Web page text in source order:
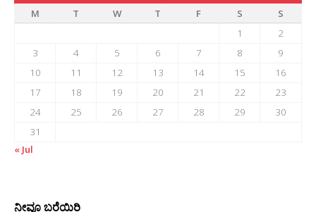
M
T W T F S
S
1
2
3
4 5 6 7 8
9
10
11 12 13 14 15
16
17
18 19 20 21 22
23
24
25 26 27 28 29
30
31
« Jul
ನೀವೂ ಬರೆಯಿರಿ